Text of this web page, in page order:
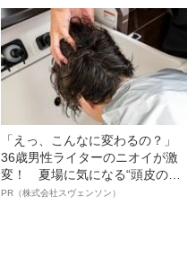
語る”《日本興収70億円突破》
「えっ、こんなに変わるの？」
36歳男性ライターのニオイが激
変！ 夏場に気になる“頭皮のニ
オイ”や“ベタつき”を解消す
PR（株式会社スヴェンソン）